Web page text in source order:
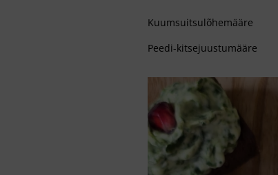
Kuumsuitsulõhemääre
Peedi-kitsejuustumääre